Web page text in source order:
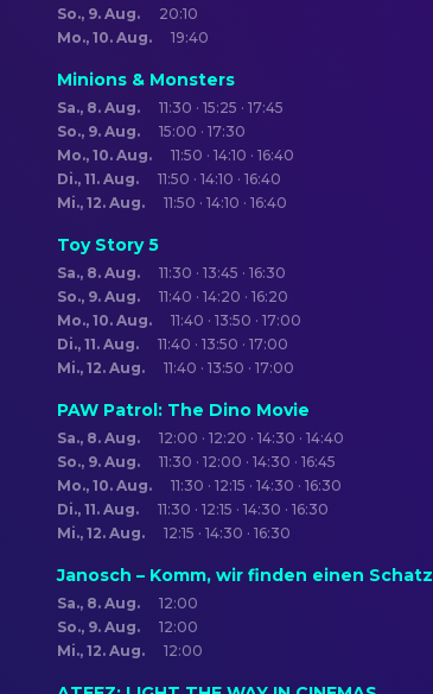
So., 9. Aug.
20:10
Mo., 10. Aug.
19:40
Minions & Monsters
Sa., 8. Aug.
11:30 · 15:25 · 17:45
So., 9. Aug.
15:00 · 17:30
Mo., 10. Aug.
11:50 · 14:10 · 16:40
Di., 11. Aug.
11:50 · 14:10 · 16:40
Mi., 12. Aug.
11:50 · 14:10 · 16:40
Toy Story 5
Sa., 8. Aug.
11:30 · 13:45 · 16:30
So., 9. Aug.
11:40 · 14:20 · 16:20
Mo., 10. Aug.
11:40 · 13:50 · 17:00
Di., 11. Aug.
11:40 · 13:50 · 17:00
Mi., 12. Aug.
11:40 · 13:50 · 17:00
PAW Patrol: The Dino Movie
Sa., 8. Aug.
12:00 · 12:20 · 14:30 · 14:40
So., 9. Aug.
11:30 · 12:00 · 14:30 · 16:45
Mo., 10. Aug.
11:30 · 12:15 · 14:30 · 16:30
Di., 11. Aug.
11:30 · 12:15 · 14:30 · 16:30
Mi., 12. Aug.
12:15 · 14:30 · 16:30
Janosch – Komm, wir finden einen Schatz
Sa., 8. Aug.
12:00
So., 9. Aug.
12:00
Mi., 12. Aug.
12:00